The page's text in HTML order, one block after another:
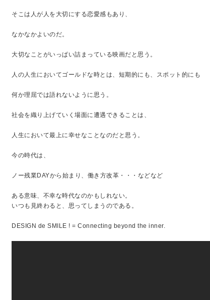
そこは人が人を大切にする恋愛感もあり、
なかなかよいのだ。
大切なことがいっぱい詰まっている映画だと思う。
人の人生においてゴールドな時とは、短期的にも、スポット的にも
何か理屈では語れないように思う。
社会を織り上げていく場面に遭遇できることは、
人生において最上に幸せなことなのだと思う。
今の時代は、
ノー残業DAYから始まり、働き方改革・・・などなど
ある意味、不幸な時代なのかもしれない。
いつも見終わると、思ってしまうのである。
DESIGN de SMILE ! = Connecting beyond the inner.